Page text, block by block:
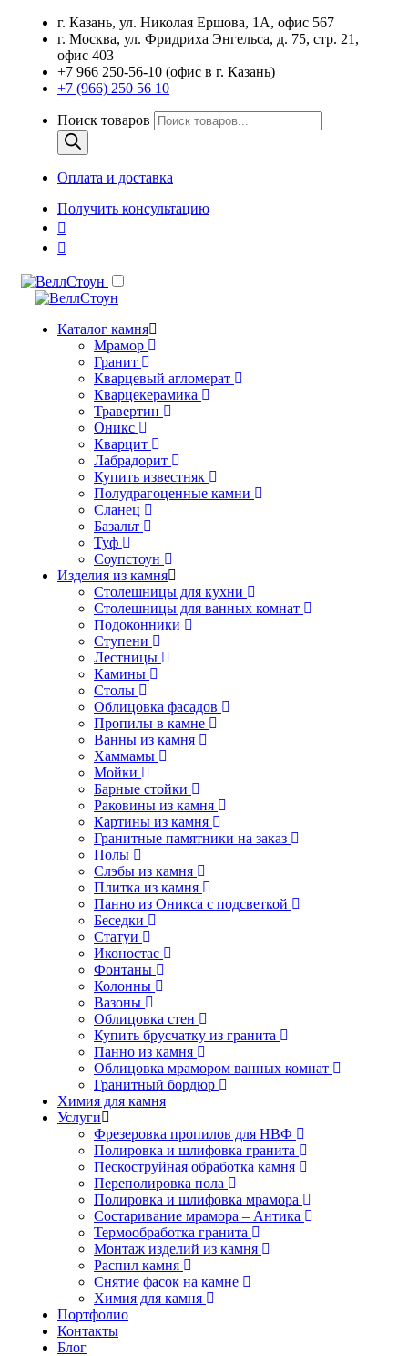
г. Казань, ул. Николая Ершова, 1А, офис 567
г. Москва, ул. Фридриха Энгельса, д. 75, стр. 21,
офис 403
+7 966 250-56-10 (офис в г. Казань)
+7 (966) 250 56 10
Поиск товаров
Оплата и доставка
Получить консультацию
Каталог камня
Мрамор
Гранит
Кварцевый агломерат
Кварцекерамика
Травертин
Оникс
Кварцит
Лабрадорит
Купить известняк
Полудрагоценные камни
Сланец
Базальт
Туф
Соупстоун
Изделия из камня
Столешницы для кухни
Столешницы для ванных комнат
Подоконники
Ступени
Лестницы
Камины
Столы
Облицовка фасадов
Пропилы в камне
Ванны из камня
Хаммамы
Мойки
Барные стойки
Раковины из камня
Картины из камня
Гранитные памятники на заказ
Полы
Слэбы из камня
Плитка из камня
Панно из Оникса с подсветкой
Беседки
Статуи
Иконостас
Фонтаны
Колонны
Вазоны
Облицовка стен
Купить брусчатку из гранита
Панно из камня
Облицовка мрамором ванных комнат
Гранитный бордюр
Химия для камня
Услуги
Фрезеровка пропилов для НВФ
Полировка и шлифовка гранита
Пескоструйная обработка камня
Переполировка пола
Полировка и шлифовка мрамора
Состаривание мрамора – Антика
Термообработка гранита
Монтаж изделий из камня
Распил камня
Снятие фасок на камне
Химия для камня
Портфолио
Контакты
Блог